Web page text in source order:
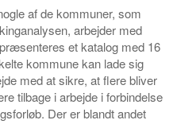
af de kommuner, som
arbejder med
et katalog med 16
kommune kan lade sig
med at sikre, at flere bliver
tilbage i arbejde i forbindelse
Der er blandt andet